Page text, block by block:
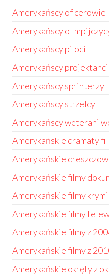
Amerykańscy oficerowie
Amerykańscy
Amerykańscy piloci
Amerykańscy
Amerykańscy sprinterzy
Amerykańscy strzelcy
Amerykańscy weterani
Amerykańskie dramaty
Amerykańskie
Amerykańskie filmy
Amerykańskie filmy
Amerykańskie filmy
Amerykańskie filmy z
Amerykańskie filmy z
Amerykańskie okręty z